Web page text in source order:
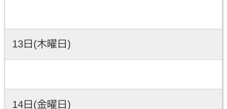
13日(木曜日)
14日(金曜日)